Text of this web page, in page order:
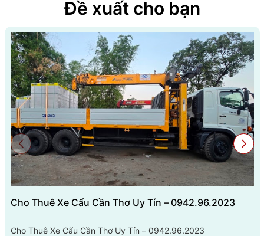
Đề xuất cho bạn
Cho Thuê Xe Cẩu Cần Thơ Uy Tín – 0942.96.2023
Cho Thuê Xe Cẩu Cần Thơ Uy Tín – 0942.96.2023